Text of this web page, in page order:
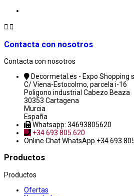
 
Contacta con nosotros
Contacta con nosotros
Decormetal.es - Expo Shopping sl
C/ Viena-Estocolmo, parcela i-16
Poligono industrial Cabezo Beaza
30353 Cartagena
Murcia
España
Whatsapp: 34693805620
+34 693 805 620
Online ChatWhatsApp +34 693
Productos
Productos
Ofertas